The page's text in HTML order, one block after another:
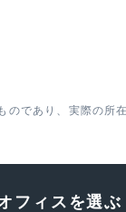
であり、実際の所
フィスを選ぶ